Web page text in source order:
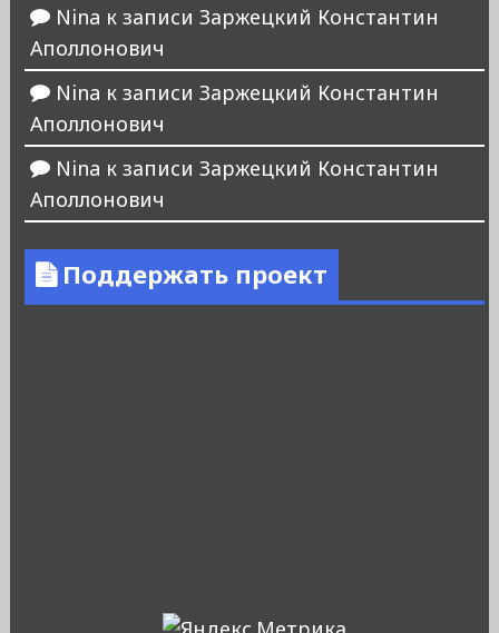
Nina к записи Заржецкий Константин
Аполлонович
Nina к записи Заржецкий Константин
Аполлонович
Nina к записи Заржецкий Константин
Аполлонович
Поддержать проект